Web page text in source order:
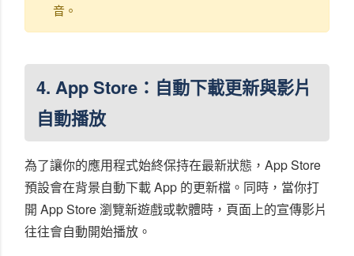
音。
4. App Store：自動下載更新與影片
自動播放
為了讓你的應用程式始終保持在最新狀態，App Store
預設會在背景自動下載 App 的更新檔。同時，當你打
開 App Store 瀏覽新遊戲或軟體時，頁面上的宣傳影片
往往會自動開始播放。